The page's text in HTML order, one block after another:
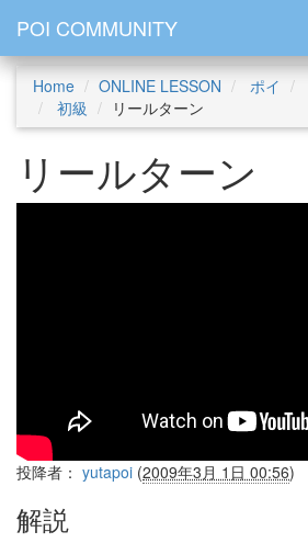
POI COMMUNITY
Home ONLINE LESSON ポイ
初級
リールターン
リールターン
投降者： yutapoi (2009年3月 1日 00:56)
解説